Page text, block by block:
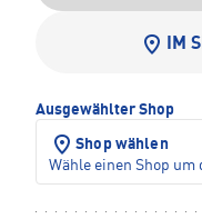
IM
Ausgewählter Shop
Shop wählen
Wähle einen Shop um